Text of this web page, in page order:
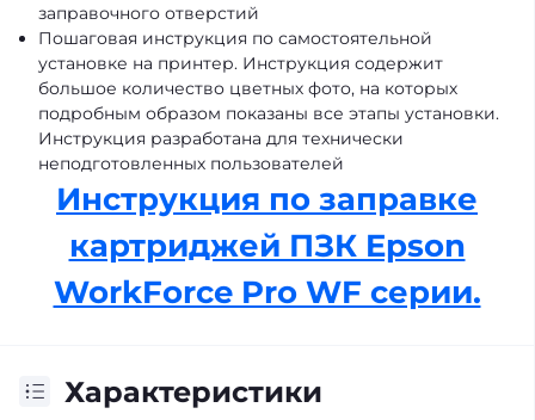
заправочного отверстий
Пошаговая инструкция по самостоятельной
установке на принтер. Инструкция содержит
большое количество цветных фото, на которых
подробным образом показаны все этапы установки.
Инструкция разработана для технически
неподготовленных пользователей
Инструкция по заправке
картриджей ПЗК Epson
WorkForce Pro WF серии.
Характеристики